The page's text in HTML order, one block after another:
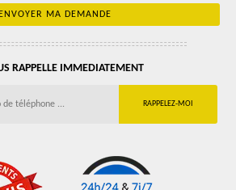
RAPPELLE IMMEDIATEMENT